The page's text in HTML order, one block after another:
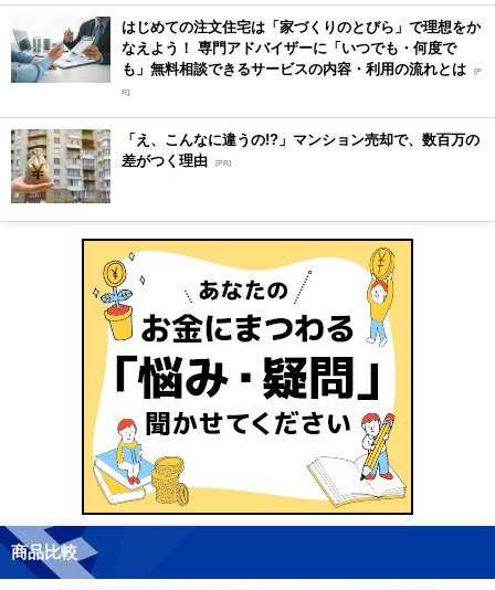
はじめての注文住宅は「家づくりのとびら」で理想をか
なえよう！ 専門アドバイザーに「いつでも・何度で
も」無料相談できるサービスの内容・利用の流れとは [P
R]
「え、こんなに違うの!?」マンション売却で、数百万の
差がつく理由 [PR]
商品比較